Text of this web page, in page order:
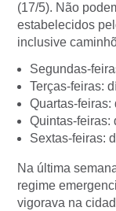
(17/5). Não
estabelecidos
inclusive
Segundas-
Terças-feiras:
Quartas-feiras:
Quintas-feiras:
Sextas-feiras:
Na última
regime
vigorava na